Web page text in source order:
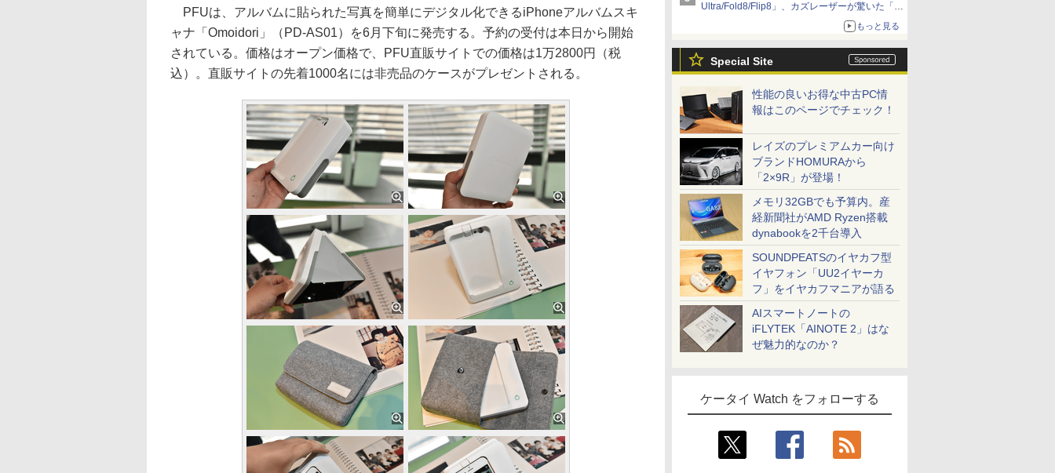
Ultra/Fold8/Flip8」、カズレーザーが驚いた「そ
もっと見る
Special Site
性能の良いお得な中古PC情
報はこのページでチェック！
レイズのプレミアムカー向け
ブランドHOMURAから
「2×9R」が登場！
メモリ32GBでも予算内。産
経新聞社がAMD Ryzen搭載
dynabookを2千台導入
SOUNDPEATSのイヤカフ型
イヤフォン「UU2イヤーカ
フ」をイヤカフマニアが語る
AIスマートノートの
iFLYTEK「AINOTE 2」はな
ぜ魅力的なのか？
ケータイ Watch をフォローする
PFUは、アルバムに貼られた写真を簡単にデジタル化できるiPhoneアルバムスキ
ャナ「Omoidori」（PD-AS01）を6月下旬に発売する。予約の受付は本日から開始
されている。価格はオープン価格で、PFU直販サイトでの価格は1万2800円（税
込）。直販サイトの先着1000名には非売品のケースがプレゼントされる。